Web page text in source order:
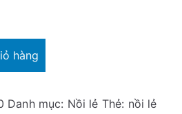
hàng
Danh mục: Nồi lẻ Thẻ: nồi lẻ